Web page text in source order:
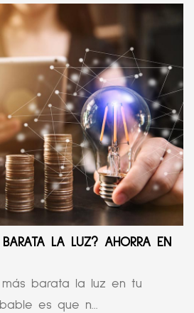
LA LUZ? AHORRA EN
barata la luz en tu
es que n...